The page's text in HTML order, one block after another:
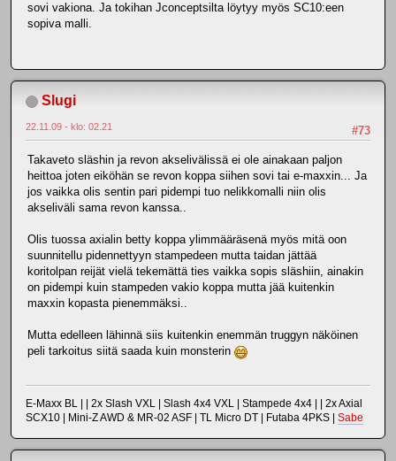
sovi vakiona. Ja tokihan Jconceptsilta löytyy myös SC10:een
sopiva malli.
Slugi
#73
22.11.09 - klo: 02.21
Takaveto släshin ja revon akselivälissä ei ole ainakaan paljon
heittoa joten eiköhän se revon koppa siihen sovi tai e-maxxin... Ja
jos vaikka olis sentin pari pidempi tuo nelikkomalli niin olis
akseliväli sama revon kanssa..
Olis tuossa axialin betty koppa ylimmääräsenä myös mitä oon
suunnitellu pidennettyyn stampedeen mutta taidan jättää
koritolpan reijät vielä tekemättä ties vaikka sopis släshiin, ainakin
on pidempi kuin stampeden vakio koppa mutta jää kuitenkin
maxxin kopasta pienemmäksi..
Mutta edelleen lähinnä siis kuitenkin enemmän truggyn näköinen
peli tarkoitus siitä saada kuin monsterin
E-Maxx BL | | 2x Slash VXL | Slash 4x4 VXL | Stampede 4x4 | | 2x Axial
SCX10 | Mini-Z AWD & MR-02 ASF | TL Micro DT | Futaba 4PKS | Sabe